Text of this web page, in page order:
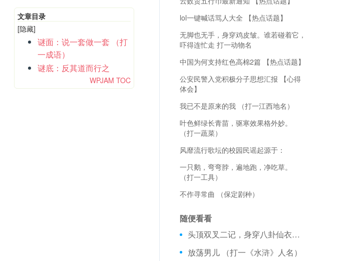
文章目录
[隐藏]
谜面：说一套做一套 （打
一成语）
谜底：反其道而行之
WPJAM TOC
lol一键喊话骂人大全 【热点话题】
无脚也无手，身穿鸡皮皱。谁若碰着它，
吓得连忙走 打一动物名
中国为何支持红色高棉2篇 【热点话题】
公安民警入党积极分子思想汇报 【心得
体会】
我已不是原来的我 （打一江西地名）
叶色鲜绿长青苗，驱寒效果格外妙。
（打一蔬菜）
风靡流行歌坛的校园民谣起源于：
一只鹅，弯弯脖，遍地跑，净吃草。
（打一工具）
不作寻常曲 （保定剧种）
随便看看
头顶双叉二记，身穿八卦仙衣，喜的是小雨淋淋，怕的是青天白日。 （打一动物）
放荡男儿 （打一《水浒》人名）